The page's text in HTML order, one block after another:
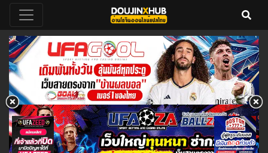
ออนไลน์ฟรี 24 ชั่วโมง
โดจินวาย โดจิน อัพเดทโดจินวายเรื่อง
ใหม่ทุกวัน โหลดโดจินโป๊ล่าสุด
ออนไลน์ doujin hentai yuri yaoi
thai แม่ลูก พี่น้อง ครอบครัว แย่งแฟน
NTR ดราม่า